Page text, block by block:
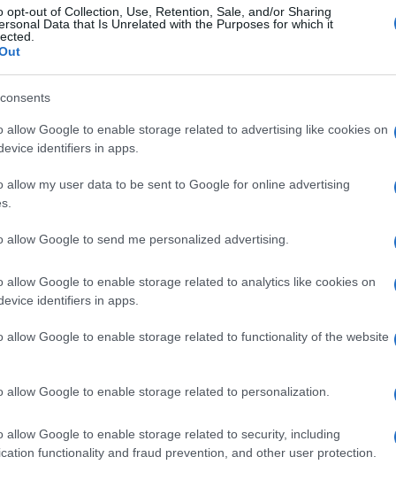
opt-out of Collection, Use, Retention, Sale, and/or Sharing
Data that Is Unrelated with the Purposes for which it
allow Google to enable storage related to advertising like cookies on
identifiers in apps.
allow my user data to be sent to Google for online advertising
allow Google to send me personalized advertising.
allow Google to enable storage related to analytics like cookies on
identifiers in apps.
allow Google to enable storage related to functionality of the website
allow Google to enable storage related to personalization.
allow Google to enable storage related to security, including
functionality and fraud prevention, and other user protection.
systeem voor kapitaalwerving. Niet alleen via de
innovatieve financiële instrumenten die zijn
hen stemrechten te geven. Dit omvat het gebruik
dividenden, wat een slimme manier is om
van het bedrijf wordt beschermd.
volgehouden worden? De aandelenuitgifte is deze
mogelijk een vertraging is in hun eerdere plannen
tussen groei en investeerdersvertrouwen.